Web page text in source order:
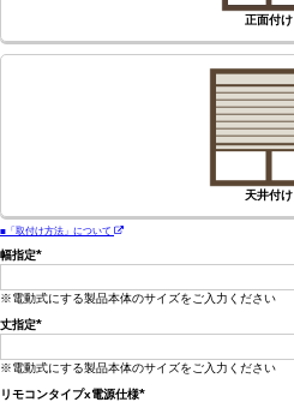
正面付け
天井付け
■「取付け方法」について
幅指定
須)
※電動式にする製品本体のサイズをご入力ください
丈指定
須)
※電動式にする製品本体のサイズをご入力ください
リモコンタイプx電源仕様